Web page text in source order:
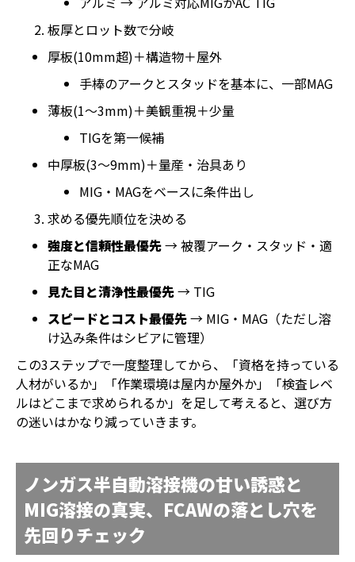
板厚とロット数で分岐
厚板(10mm超)＋構造物＋屋外
手棒のアークとスタッドを基本に、一部MAG
薄板(1〜3mm)＋美観重視＋少量
TIGを第一候補
中厚板(3〜9mm)＋量産・治具あり
MIG・MAGをベースに条件出し
求める優先順位を決める
強度と信頼性最優先→ 被覆アーク・スタッド・適
正なMAG
見た目と清浄性最優先→ TIG
スピードとコスト最優先→ MIG・MAG（ただし溶
け込み条件はシビアに管理）
この3ステップで一度整理してから、「資格を持っている
人材がいるか」「作業環境は屋内か屋外か」「検査レベ
ルはどこまで求められるか」を足して考えると、選び方
の迷いはかなり減っていきます。
ノンガス半自動溶接機の甘い誘惑と
MIG溶接の真実、FCAWの落とし穴を
先回りチェック